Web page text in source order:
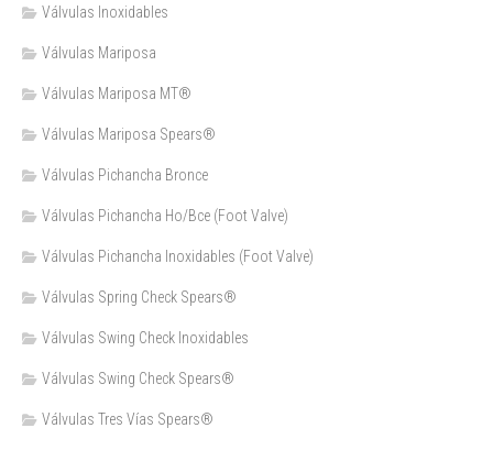
Válvulas Inoxidables
Válvulas Mariposa
Válvulas Mariposa MT®
Válvulas Mariposa Spears®
Válvulas Pichancha Bronce
Válvulas Pichancha Ho/Bce (Foot Valve)
Válvulas Pichancha Inoxidables (Foot Valve)
Válvulas Spring Check Spears®
Válvulas Swing Check Inoxidables
Válvulas Swing Check Spears®
Válvulas Tres Vías Spears®